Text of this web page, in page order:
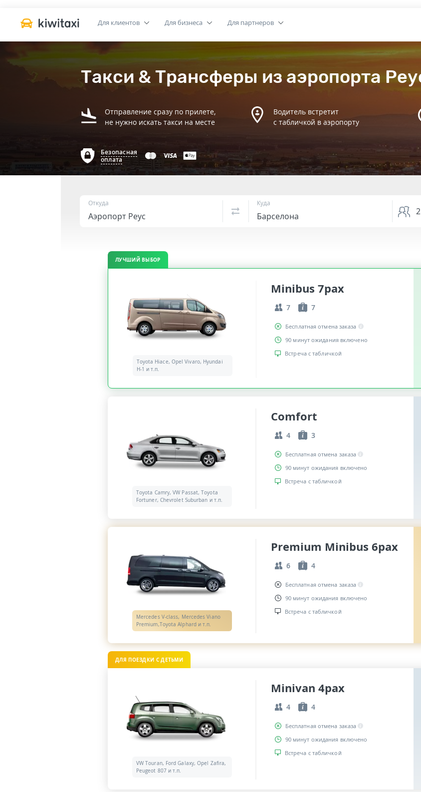
Для клиентов Для бизнеса Для партнеров
Такси & Трансферы из аэропорта
Отправление сразу по прилете,
не нужно искать такси на месте
Водитель встретит
с табличкой в аэропорту
Безопасная
оплата
Откуда Куда
2
ЛУЧШИЙ ВЫБОР
Toyota Hiace, Opel Vivaro, Hyundai
H-1 и т.п.
Minibus 7pax
7 7
Бесплатная отмена заказа
90 минут ожидания включено
Встреча с табличкой
Toyota Camry, VW Passat, Toyota
Fortuner, Chevrolet Suburban и т.п.
Comfort
4 3
Бесплатная отмена заказа
90 минут ожидания включено
Встреча с табличкой
Mercedes V-class, Mercedes Viano
Premium,Toyota Alphard и т.п.
Premium Minibus 6pax
6 4
Бесплатная отмена заказа
90 минут ожидания включено
Встреча с табличкой
ДЛЯ ПОЕЗДКИ С ДЕТЬМИ
VW Touran, Ford Galaxy, Opel Zafira,
Peugeot 807 и т.п.
Minivan 4pax
4 4
Бесплатная отмена заказа
90 минут ожидания включено
Встреча с табличкой